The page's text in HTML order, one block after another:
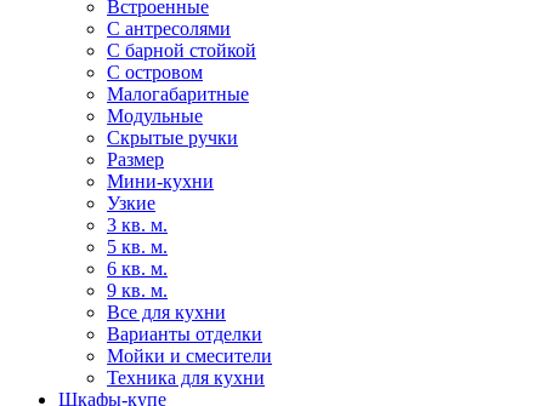
Встроенные
С антресолями
С барной стойкой
С островом
Малогабаритные
Модульные
Скрытые ручки
Размер
Мини-кухни
Узкие
3 кв. м.
5 кв. м.
6 кв. м.
9 кв. м.
Все для кухни
Варианты отделки
Мойки и смесители
Техника для кухни
Шкафы-купе